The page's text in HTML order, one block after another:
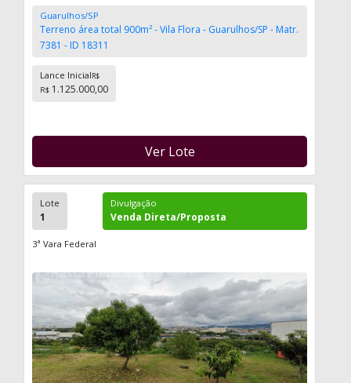
Guarulhos/SP
Terreno área total 900m² - Vila Flora - Guarulhos/SP - Matr.
7381 - ID 18311
Lance InicialR$
R$ 1.125.000,00
Ver Lote
Lote
1
Divulgação
Venda Direta/Proposta
3ª Vara Federal